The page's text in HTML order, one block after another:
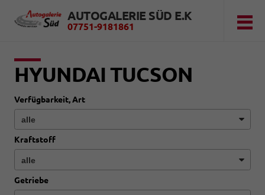
AUTOGALERIE SÜD E.K
07751-9181861
HYUNDAI TUCSON
Verfügbarkeit, Art
Kraftstoff
Getriebe